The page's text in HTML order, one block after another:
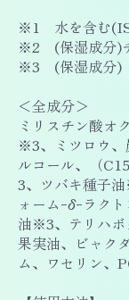
※1 水を含む
※2 (保湿成分)
※3 (保湿成分)
＜全成分＞
ミリスチン酸オ
※3、ミツロウ
ルコール、（
3、ツバキ種子
ォームｰδｰラク
油※3、テリハ
果実油、ビャク
ム、ワセリン、